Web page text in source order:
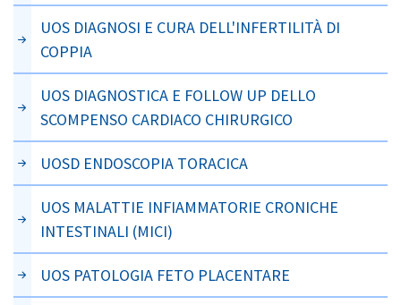
UOS DIAGNOSI E CURA DELL'INFERTILITÀ DI
COPPIA
UOS DIAGNOSTICA E FOLLOW UP DELLO
SCOMPENSO CARDIACO CHIRURGICO
UOSD ENDOSCOPIA TORACICA
UOS MALATTIE INFIAMMATORIE CRONICHE
INTESTINALI (MICI)
UOS PATOLOGIA FETO PLACENTARE